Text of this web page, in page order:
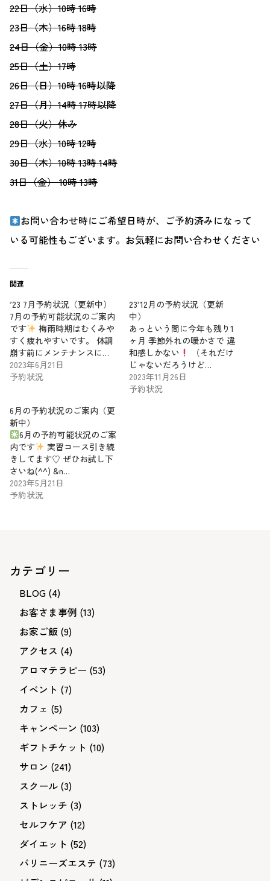
22日（水）10時 16時
23日（木）16時 18時
24日（金）10時 13時
25日（土）17時
26日（日）10時 16時以降
27日（月）14時 17時以降
28日（火）休み
29日（水）10時 12時
30日（木）10時 13時 14時
31日（金）10時 13時
お問い合わせ時にご希望日時が、ご予約済みになって
いる可能性もございます。お気軽にお問い合わせください
関連
’23 7月予約状況（更新中）
7月の予約可能状況のご案内
です
梅雨時期はむくみや
すく疲れやすいです。 体調
崩す前にメンテナンスに…
2023年6月21日
予約状況
23’12月の予約状況（更新
中）
あっという間に今年も残り1
ヶ月 季節外れの暖かさで 違
和感しかない
（それだけ
じゃないだろうけど…
2023年11月26日
予約状況
6月の予約状況のご案内（更
新中）
6月の予約可能状況のご案
内です
実習コース引き続
きしてます♡ ぜひお試し下
さいね(^^) &n…
2023年5月21日
予約状況
カテゴリー
BLOG (4)
お客さま事例 (13)
お家ご飯 (9)
アクセス (4)
アロマテラピー (53)
イベント (7)
カフェ (5)
キャンペーン (103)
ギフトチケット (10)
サロン (241)
スクール (3)
ストレッチ (3)
セルフケア (12)
ダイエット (52)
バリニーズエステ (73)